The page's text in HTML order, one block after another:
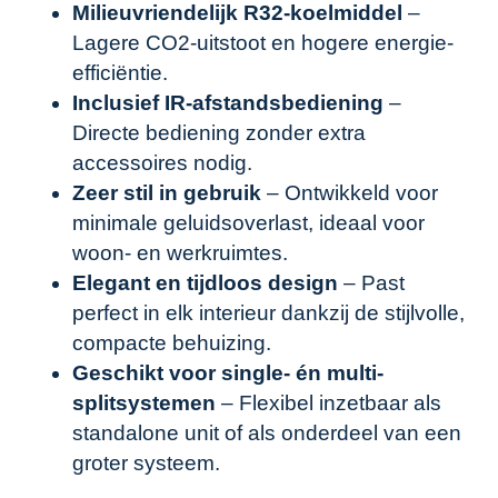
Milieuvriendelijk R32-koelmiddel –
Lagere CO2-uitstoot en hogere energie-
efficiëntie.
Inclusief IR-afstandsbediening –
Directe bediening zonder extra
accessoires nodig.
Zeer stil in gebruik – Ontwikkeld voor
minimale geluidsoverlast, ideaal voor
woon- en werkruimtes.
Elegant en tijdloos design – Past
perfect in elk interieur dankzij de stijlvolle,
compacte behuizing.
Geschikt voor single- én multi-
splitsystemen – Flexibel inzetbaar als
standalone unit of als onderdeel van een
groter systeem.